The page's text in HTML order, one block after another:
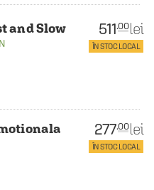
and Slow 511.00 lei
ÎN STOC LOCAL
277.00 lei
ÎN STOC LOCAL